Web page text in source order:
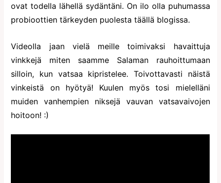
ovat todella lähellä sydäntäni. On ilo olla puhumassa
probioottien tärkeyden puolesta täällä blogissa.
Videolla jaan vielä meille toimivaksi havaittuja
vinkkejä miten saamme Salaman rauhoittumaan
silloin, kun vatsaa kipristelee. Toivottavasti näistä
vinkeistä on hyötyä! Kuulen myös tosi mielelläni
muiden vanhempien niksejä vauvan vatsavaivojen
hoitoon! :)